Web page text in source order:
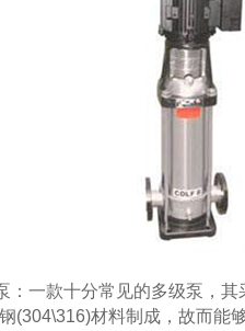
一款十分常见的多级泵，其
(304\316)材料制成，故而能